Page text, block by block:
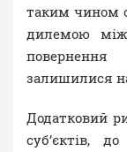
таким чином
дилемою між
залишилися
Додатковий
суб’єктів,